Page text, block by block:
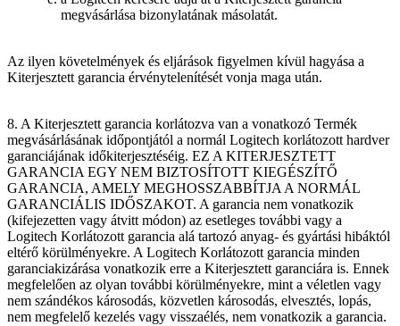
megvásárlása bizonylatának másolatát.
Az ilyen követelmények és eljárások figyelmen kívül hagyása a
Kiterjesztett garancia érvénytelenítését vonja maga után.
8. A Kiterjesztett garancia korlátozva van a vonatkozó Termék
megvásárlásának időpontjától a normál Logitech korlátozott hardver
garanciájának időkiterjesztéséig. EZ A KITERJESZTETT
GARANCIA EGY NEM BIZTOSÍTOTT KIEGÉSZÍTŐ
GARANCIA, AMELY MEGHOSSZABBÍTJA A NORMÁL
GARANCIÁLIS IDŐSZAKOT. A garancia nem vonatkozik
(kifejezetten vagy átvitt módon) az esetleges további vagy a
Logitech Korlátozott garancia alá tartozó anyag- és gyártási hibáktól
eltérő körülményekre. A Logitech Korlátozott garancia minden
garanciakizárása vonatkozik erre a Kiterjesztett garanciára is. Ennek
megfelelően az olyan további körülményekre, mint a véletlen vagy
nem szándékos károsodás, közvetlen károsodás, elvesztés, lopás,
nem megfelelő kezelés vagy visszaélés, nem vonatkozik a garancia.